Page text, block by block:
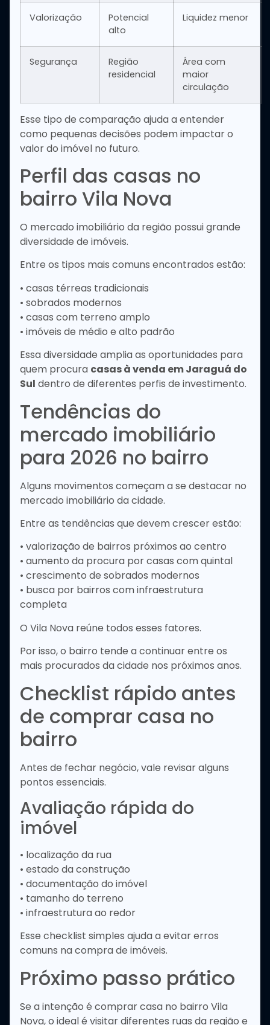
Valorização
Potencial
alto
Liquidez menor
Segurança
Região
residencial
Área com
maior
circulação
Esse tipo de comparação ajuda a entender
como pequenas decisões podem impactar o
valor do imóvel no futuro.
Perfil das casas no
bairro Vila Nova
O mercado imobiliário da região possui grande
diversidade de imóveis.
Entre os tipos mais comuns encontrados estão:
• casas térreas tradicionais
• sobrados modernos
• casas com terreno amplo
• imóveis de médio e alto padrão
Essa diversidade amplia as oportunidades para
quem procura casas à venda em Jaraguá do
Sul dentro de diferentes perfis de investimento.
Tendências do
mercado imobiliário
para 2026 no bairro
Alguns movimentos começam a se destacar no
mercado imobiliário da cidade.
Entre as tendências que devem crescer estão:
• valorização de bairros próximos ao centro
• aumento da procura por casas com quintal
• crescimento de sobrados modernos
• busca por bairros com infraestrutura
completa
O Vila Nova reúne todos esses fatores.
Por isso, o bairro tende a continuar entre os
mais procurados da cidade nos próximos anos.
Checklist rápido antes
de comprar casa no
bairro
Antes de fechar negócio, vale revisar alguns
pontos essenciais.
Avaliação rápida do
imóvel
• localização da rua
• estado da construção
• documentação do imóvel
• tamanho do terreno
• infraestrutura ao redor
Esse checklist simples ajuda a evitar erros
comuns na compra de imóveis.
Próximo passo prático
Se a intenção é comprar casa no bairro Vila
Nova, o ideal é visitar diferentes ruas da região e